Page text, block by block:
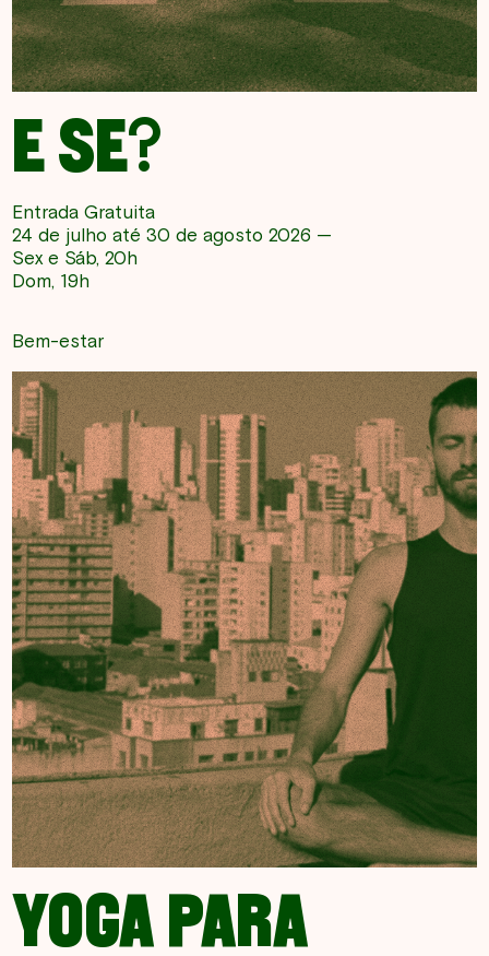
E SE?
Entrada Gratuita
24 de julho até 30 de agosto 2026 —
Sex e Sáb, 20h
Dom, 19h
Bem-estar
YOGA PARA